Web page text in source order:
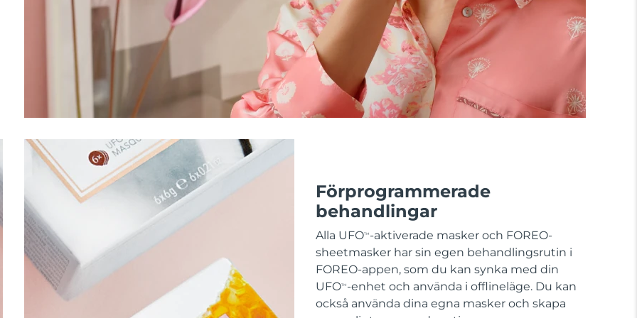
Förprogrammerade
behandlingar
Alla UFOTM -aktiverade masker och FOREO-
sheetmasker har sin egen behandlingsrutin i
FOREO-appen, som du kan synka med din
UFOTM -enhet och använda i offlineläge. Du kan
också använda dina egna masker och skapa